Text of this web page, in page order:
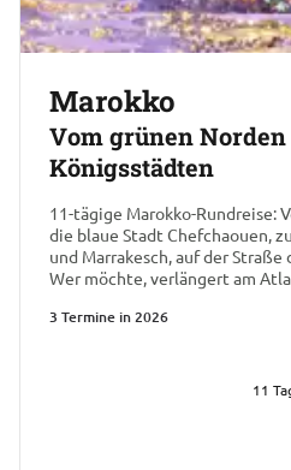
Marokko
Vom grünen Norden
Königsstädten
11-tägige Marokko-Rundreise:
die blaue Stadt Chefchaouen,
und Marrakesch, auf der Straße
Wer möchte, verlängert am
3 Termine in 2026
11